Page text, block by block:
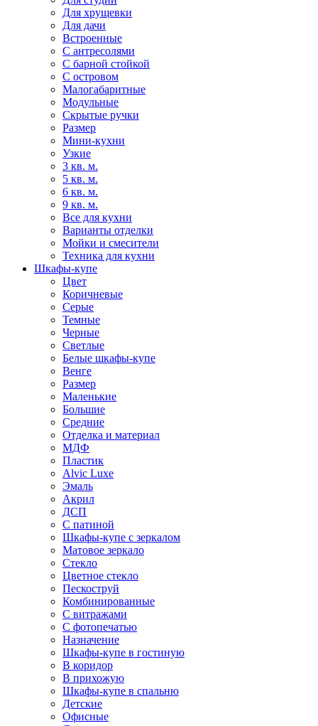
Для хрущевки
Для дачи
Встроенные
С антресолями
С барной стойкой
С островом
Малогабаритные
Модульные
Скрытые ручки
Размер
Мини-кухни
Узкие
3 кв. м.
5 кв. м.
6 кв. м.
9 кв. м.
Все для кухни
Варианты отделки
Мойки и смесители
Техника для кухни
Шкафы-купе
Цвет
Коричневые
Серые
Темные
Черные
Светлые
Белые шкафы-купе
Венге
Размер
Маленькие
Большие
Средние
Отделка и материал
МДФ
Пластик
Alvic Luxe
Эмаль
Акрил
ДСП
С патиной
Шкафы-купе с зеркалом
Матовое зеркало
Стекло
Цветное стекло
Пескоструй
Комбинированные
С витражами
С фотопечатью
Назначение
Шкафы-купе в гостиную
В коридор
В прихожую
Шкафы-купе в спальню
Детские
Офисные